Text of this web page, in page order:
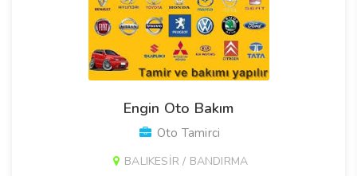
Engin Oto Bakım
Oto Tamirci
BALIKESİR / BANDIRMA